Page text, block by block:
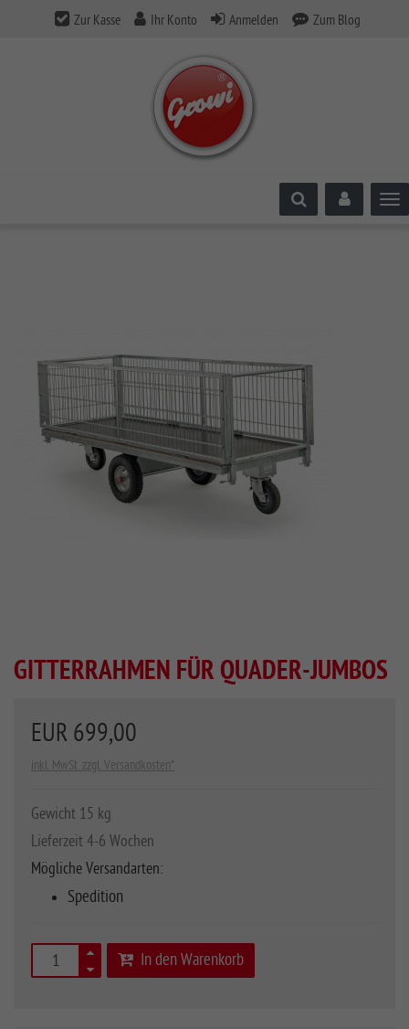
Zur Kasse Ihr Konto Anmelden Zum Blog
GITTERRAHMEN FÜR QUADER-JUMBOS
EUR 699,00
inkl. MwSt. zzgl. Versandkosten*
Gewicht 15 kg
Lieferzeit 4-6 Wochen
Mögliche Versandarten:
Spedition
In den Warenkorb